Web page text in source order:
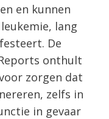
en kunnen
lang
De
onthult
zorgen dat
zelfs in
in gevaar